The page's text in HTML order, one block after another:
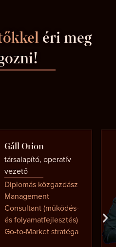
éri meg
Gáll Orion
társalapító, operatív
vezető
Diplomás közgazdász
Management
Consultant (működés-
és folyamatfejlesztés)
Go-to-Market stratéga